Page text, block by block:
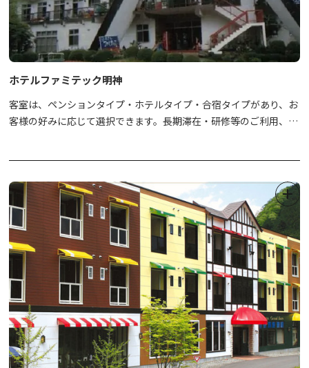
ホテルファミテック明神
客室は、ペンションタイプ・ホテルタイプ・​合宿タイプがあり、お
客様の好みに応じて選択できます。長期滞在・研修等のご利用、ス
問い合わせ下さい。（対応不可の場合あり）